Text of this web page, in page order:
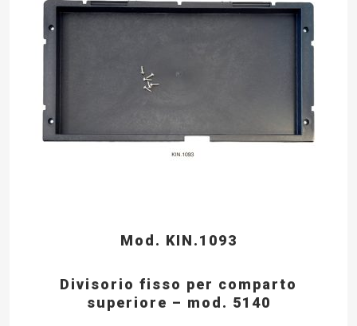
Mod. KIN.1093
Divisorio fisso per comparto
superiore – mod. 5140